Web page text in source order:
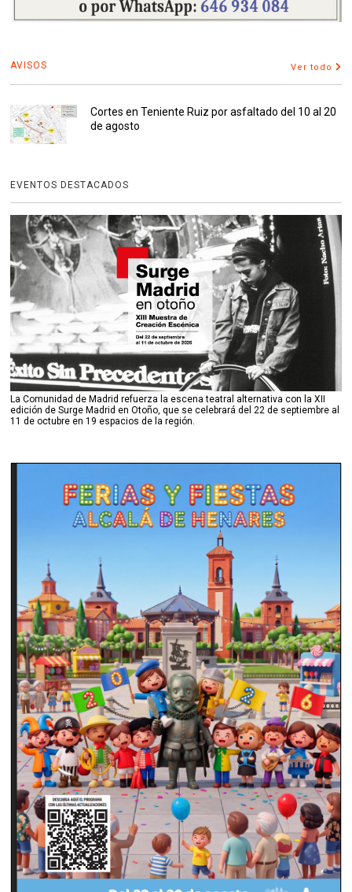
AVISOS Ver todo
Cortes en Teniente Ruiz por asfaltado del 10 al 20
de agosto
EVENTOS DESTACADOS
La Comunidad de Madrid refuerza la escena teatral alternativa con la XII
edición de Surge Madrid en Otoño, que se celebrará del 22 de septiembre al
11 de octubre en 19 espacios de la región.